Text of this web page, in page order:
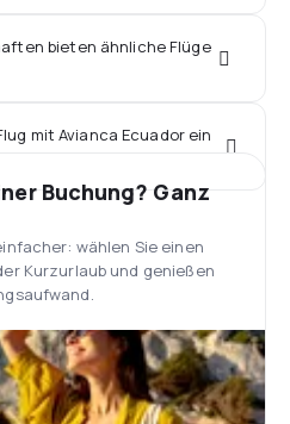
bieten ähnliche Flüge
mit Avianca Ecuador ein
Buchung? Ganz
wählen Sie einen
Kurzurlaub und genießen